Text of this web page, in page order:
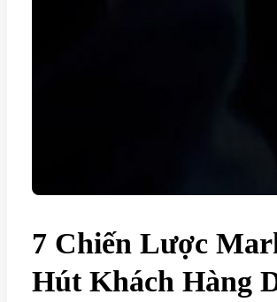
7 Chiến Lược
Hút Khách Hàng